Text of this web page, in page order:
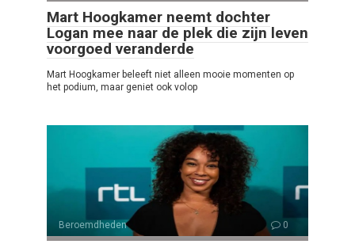
Mart Hoogkamer neemt dochter
Logan mee naar de plek die zijn leven
voorgoed veranderde
Mart Hoogkamer beleeft niet alleen mooie momenten op
het podium, maar geniet ook volop
Beroemdheden 0